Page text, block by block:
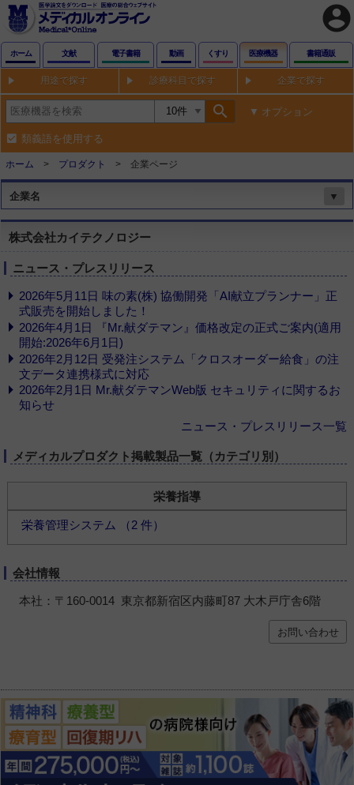
account_circle
ホーム 文献 電子書籍 動画 くすり 医療機器 書籍通販
用途で探す 診療科目で探す 企業で探す
search オプション
類義語を使用する
ホーム プロダクト 企業ページ
企業名 ▼
株式会社カイテクノロジー
ニュース・プレスリリース
2026年5月11日 味の素(株) 協働開発「AI献立プランナー」正
式販売を開始しました！
2026年4月1日 『Mr.献ダテマン』価格改定の正式ご案内(適用
開始:2026年6月1日)
2026年2月12日 受発注システム「クロスオーダー給食」の注
文データ連携様式に対応
2026年2月1日 Mr.献ダテマンWeb版 セキュリティに関するお
知らせ
ニュース・プレスリリース一覧
メディカルプロダクト掲載製品一覧（カテゴリ別）
栄養指導
栄養管理システム （2 件）
会社情報
本社：〒160-0014 東京都新宿区内藤町87 大木戸庁舎6階
お問い合わせ